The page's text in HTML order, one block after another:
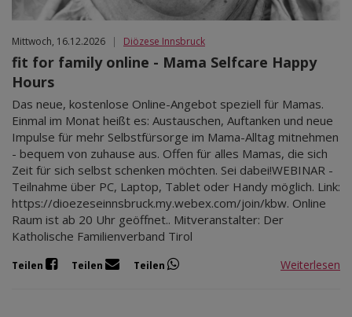
Mittwoch, 16.12.2026 | Diözese Innsbruck
fit for family online - Mama Selfcare Happy
Hours
Das neue, kostenlose Online-Angebot speziell für Mamas.
Einmal im Monat heißt es: Austauschen, Auftanken und neue
Impulse für mehr Selbstfürsorge im Mama-Alltag mitnehmen
- bequem von zuhause aus. Offen für alles Mamas, die sich
Zeit für sich selbst schenken möchten. Sei dabei!WEBINAR -
Teilnahme über PC, Laptop, Tablet oder Handy möglich. Link:
https://dioezeseinnsbruck.my.webex.com/join/kbw. Online
Raum ist ab 20 Uhr geöffnet.. Mitveranstalter: Der
Katholische Familienverband Tirol
Teilen Teilen Teilen Weiterlesen